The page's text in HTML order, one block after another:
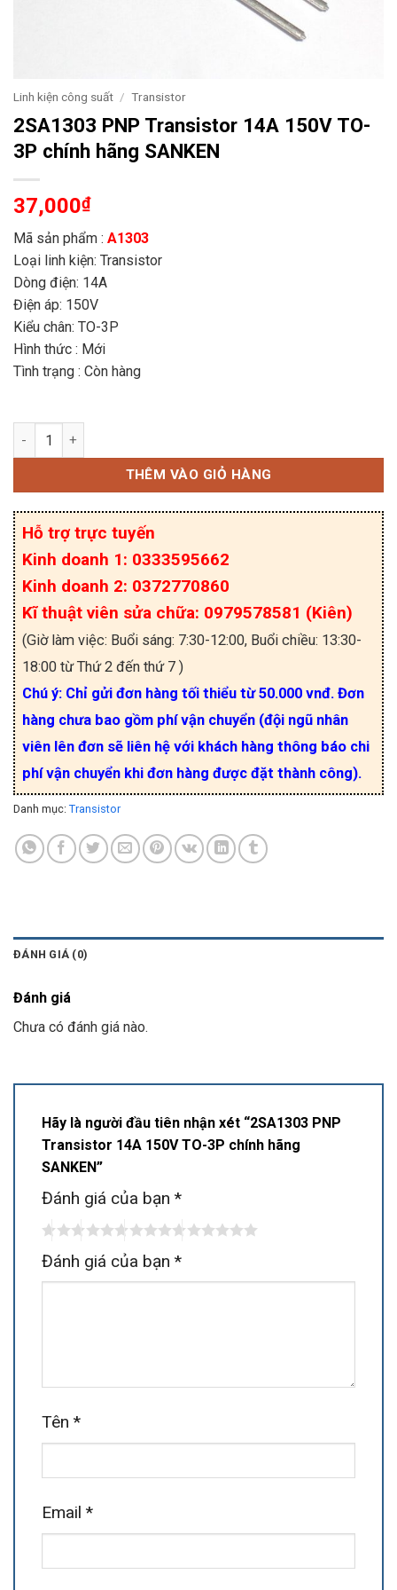
Linh kiện công suất / Transistor
2SA1303 PNP Transistor 14A 150V TO-
3P chính hãng SANKEN
37,000₫
Mã sản phẩm : A1303
Loại linh kiện: Transistor
Dòng điện: 14A
Điện áp: 150V
Kiểu chân: TO-3P
Hình thức : Mới
Tình trạng : Còn hàng
2SA1303 PNP Transistor 14A 150V TO-3P chính
THÊM VÀO GIỎ HÀNG
Hỗ trợ trực tuyến
Kinh doanh 1: 0333595662
Kinh doanh 2: 0372770860
Kĩ thuật viên sửa chữa: 0979578581 (Kiên)
(Giờ làm việc: Buổi sáng: 7:30-12:00, Buổi chiều: 13:30-
18:00 từ Thứ 2 đến thứ 7 )
Chú ý: Chỉ gửi đơn hàng tối thiểu từ 50.000 vnđ. Đơn
hàng chưa bao gồm phí vận chuyển (đội ngũ nhân
viên lên đơn sẽ liên hệ với khách hàng thông báo chi
phí vận chuyển khi đơn hàng được đặt thành công).
Danh mục: Transistor
ĐÁNH GIÁ (0)
Đánh giá
Chưa có đánh giá nào.
Hãy là người đầu tiên nhận xét “2SA1303 PNP
Transistor 14A 150V TO-3P chính hãng
SANKEN”
Đánh giá của bạn *
Đánh giá của bạn *
Tên *
Email *